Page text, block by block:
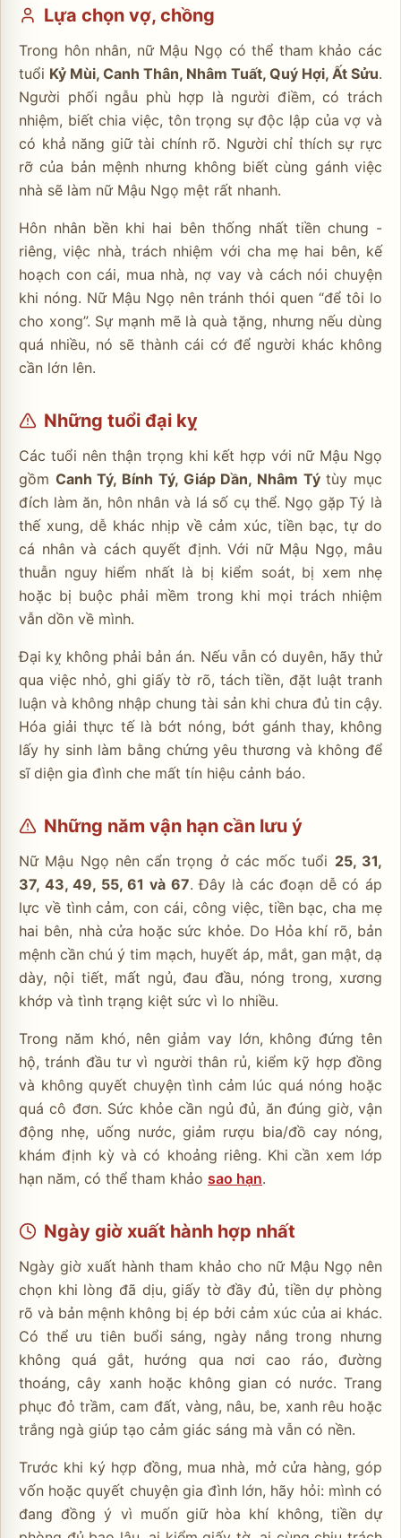
Lựa chọn vợ, chồng
Trong hôn nhân, nữ Mậu Ngọ có thể tham khảo các
tuổi Kỷ Mùi, Canh Thân, Nhâm Tuất, Quý Hợi, Ất Sửu.
Người phối ngẫu phù hợp là người điềm, có trách
nhiệm, biết chia việc, tôn trọng sự độc lập của vợ và
có khả năng giữ tài chính rõ. Người chỉ thích sự rực
rỡ của bản mệnh nhưng không biết cùng gánh việc
nhà sẽ làm nữ Mậu Ngọ mệt rất nhanh.
Hôn nhân bền khi hai bên thống nhất tiền chung -
riêng, việc nhà, trách nhiệm với cha mẹ hai bên, kế
hoạch con cái, mua nhà, nợ vay và cách nói chuyện
khi nóng. Nữ Mậu Ngọ nên tránh thói quen “để tôi lo
cho xong”. Sự mạnh mẽ là quà tặng, nhưng nếu dùng
quá nhiều, nó sẽ thành cái cớ để người khác không
cần lớn lên.
Những tuổi đại kỵ
Các tuổi nên thận trọng khi kết hợp với nữ Mậu Ngọ
gồm Canh Tý, Bính Tý, Giáp Dần, Nhâm Týtùy mục
đích làm ăn, hôn nhân và lá số cụ thể. Ngọ gặp Tý là
thế xung, dễ khác nhịp về cảm xúc, tiền bạc, tự do
cá nhân và cách quyết định. Với nữ Mậu Ngọ, mâu
thuẫn nguy hiểm nhất là bị kiểm soát, bị xem nhẹ
hoặc bị buộc phải mềm trong khi mọi trách nhiệm
vẫn dồn về mình.
Đại kỵ không phải bản án. Nếu vẫn có duyên, hãy thử
qua việc nhỏ, ghi giấy tờ rõ, tách tiền, đặt luật tranh
luận và không nhập chung tài sản khi chưa đủ tin cậy.
Hóa giải thực tế là bớt nóng, bớt gánh thay, không
lấy hy sinh làm bằng chứng yêu thương và không để
sĩ diện gia đình che mất tín hiệu cảnh báo.
Những năm vận hạn cần lưu ý
Nữ Mậu Ngọ nên cẩn trọng ở các mốc tuổi 25, 31,
37, 43, 49, 55, 61 và 67. Đây là các đoạn dễ có áp
lực về tình cảm, con cái, công việc, tiền bạc, cha mẹ
hai bên, nhà cửa hoặc sức khỏe. Do Hỏa khí rõ, bản
mệnh cần chú ý tim mạch, huyết áp, mắt, gan mật, dạ
dày, nội tiết, mất ngủ, đau đầu, nóng trong, xương
khớp và tình trạng kiệt sức vì lo nhiều.
Trong năm khó, nên giảm vay lớn, không đứng tên
hộ, tránh đầu tư vì người thân rủ, kiểm kỹ hợp đồng
và không quyết chuyện tình cảm lúc quá nóng hoặc
quá cô đơn. Sức khỏe cần ngủ đủ, ăn đúng giờ, vận
động nhẹ, uống nước, giảm rượu bia/đồ cay nóng,
khám định kỳ và có khoảng riêng. Khi cần xem lớp
hạn năm, có thể tham khảo sao hạn.
Ngày giờ xuất hành hợp nhất
Ngày giờ xuất hành tham khảo cho nữ Mậu Ngọ nên
chọn khi lòng đã dịu, giấy tờ đầy đủ, tiền dự phòng
rõ và bản mệnh không bị ép bởi cảm xúc của ai khác.
Có thể ưu tiên buổi sáng, ngày nắng trong nhưng
không quá gắt, hướng qua nơi cao ráo, đường
thoáng, cây xanh hoặc không gian có nước. Trang
phục đỏ trầm, cam đất, vàng, nâu, be, xanh rêu hoặc
trắng ngà giúp tạo cảm giác sáng mà vẫn có nền.
Trước khi ký hợp đồng, mua nhà, mở cửa hàng, góp
vốn hoặc quyết chuyện gia đình lớn, hãy hỏi: mình có
đang đồng ý vì muốn giữ hòa khí không, tiền dự